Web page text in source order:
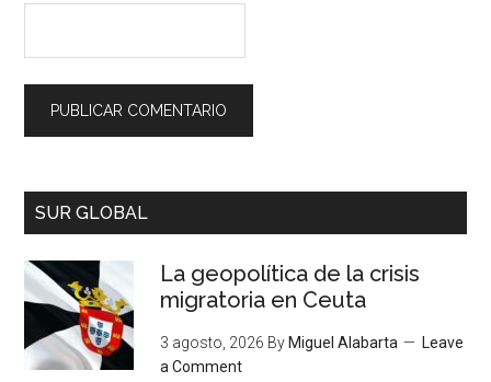
SUR GLOBAL
La geopolítica de la crisis
migratoria en Ceuta
3 agosto, 2026 By Miguel Alabarta
Leave
a Comment